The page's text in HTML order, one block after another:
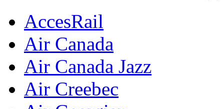
AccesRail
Air Canada
Air Canada Jazz
Air Creebec